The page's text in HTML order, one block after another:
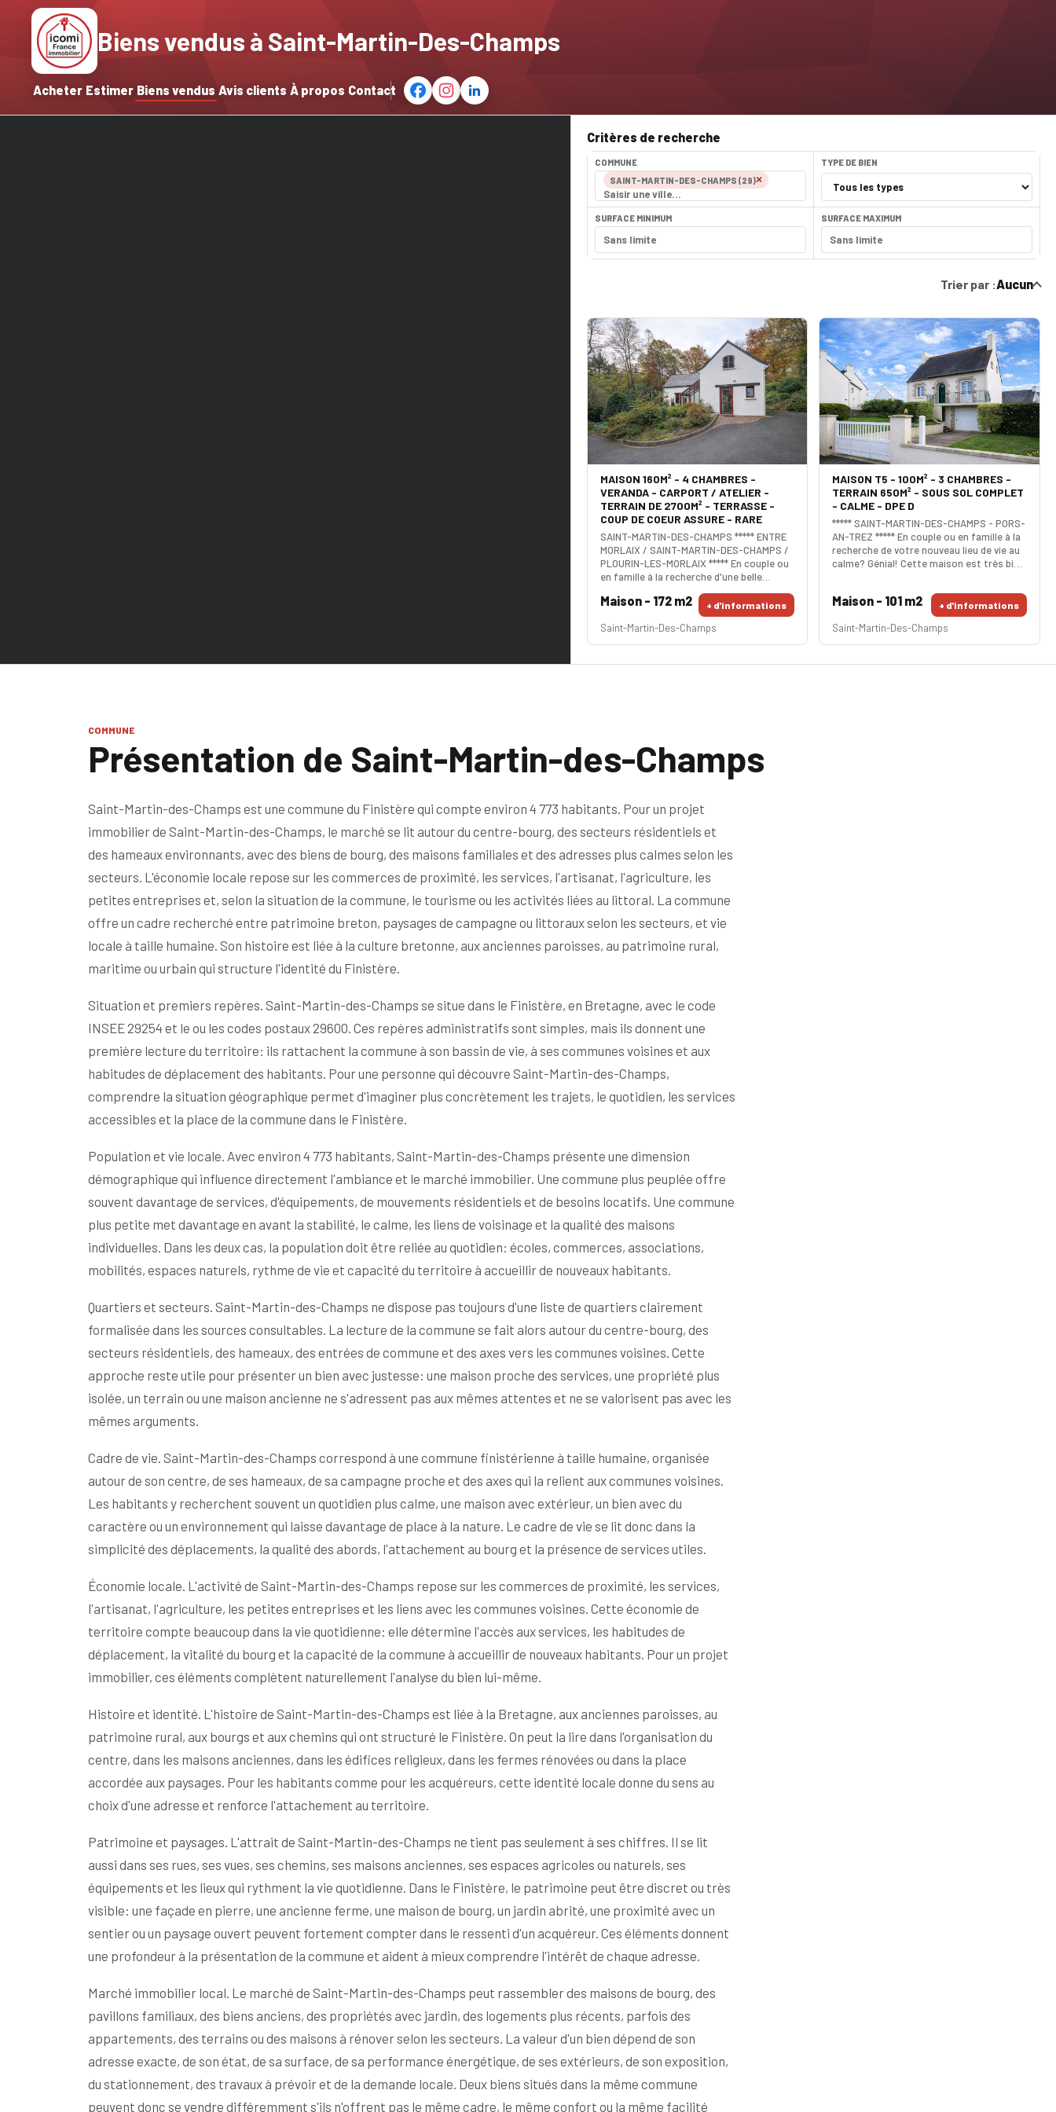
Acheter Estimer Biens vendus Avis clients À propos Contact
Biens vendus à Saint-Martin-Des-Champs
Critères de recherche
COMMUNE
SAINT-MARTIN-DES-CHAMPS (29)×
TYPE DE BIEN
SURFACE MINIMUM SURFACE MAXIMUM
Trier par :Aucun
MAISON 160M² - 4 CHAMBRES -
VERANDA - CARPORT / ATELIER -
TERRAIN DE 2700M² - TERRASSE -
COUP DE COEUR ASSURE - RARE
SAINT-MARTIN-DES-CHAMPS ***** ENTRE
MORLAIX / SAINT-MARTIN-DES-CHAMPS /
PLOURIN-LES-MORLAIX ***** En couple ou
en famille à la recherche d'une belle
propriété avec un grand jardin arboré à
proximité de toutes les commodités?
Génial ! Cette pépite dispose d'un espace
de vie comprenant un salon/séjour très
agréable avec une cheminée, une cuisine
Maison - 172 m2 + d'informations
Saint-Martin-Des-Champs
MAISON T5 - 100M² - 3 CHAMBRES -
TERRAIN 650M² - SOUS SOL COMPLET
- CALME - DPE D
***** SAINT-MARTIN-DES-CHAMPS - PORS-
AN-TREZ ***** En couple ou en famille à la
recherche de votre nouveau lieu de vie au
calme? Génial! Cette maison est très bien
écoles, administrations, transports) à
proximité immédiate. Au 1er niveau,
l'espace de vie se compose d'une cuisine
aménagée avec un coin-repas et d'un
beau salon-séjour avec cheminée. Une
Maison - 101 m2 + d'informations
Saint-Martin-Des-Champs
COMMUNE
Présentation de Saint-Martin-des-Champs
Saint-Martin-des-Champs est une commune du Finistère qui compte environ 4 773 habitants. Pour un projet
immobilier de Saint-Martin-des-Champs, le marché se lit autour du centre-bourg, des secteurs résidentiels et
des hameaux environnants, avec des biens de bourg, des maisons familiales et des adresses plus calmes selon les
secteurs. L'économie locale repose sur les commerces de proximité, les services, l'artisanat, l'agriculture, les
petites entreprises et, selon la situation de la commune, le tourisme ou les activités liées au littoral. La commune
offre un cadre recherché entre patrimoine breton, paysages de campagne ou littoraux selon les secteurs, et vie
locale à taille humaine. Son histoire est liée à la culture bretonne, aux anciennes paroisses, au patrimoine rural,
maritime ou urbain qui structure l'identité du Finistère.
Situation et premiers repères. Saint-Martin-des-Champs se situe dans le Finistère, en Bretagne, avec le code
INSEE 29254 et le ou les codes postaux 29600. Ces repères administratifs sont simples, mais ils donnent une
première lecture du territoire: ils rattachent la commune à son bassin de vie, à ses communes voisines et aux
habitudes de déplacement des habitants. Pour une personne qui découvre Saint-Martin-des-Champs,
comprendre la situation géographique permet d'imaginer plus concrètement les trajets, le quotidien, les services
accessibles et la place de la commune dans le Finistère.
Population et vie locale. Avec environ 4 773 habitants, Saint-Martin-des-Champs présente une dimension
démographique qui influence directement l'ambiance et le marché immobilier. Une commune plus peuplée offre
souvent davantage de services, d'équipements, de mouvements résidentiels et de besoins locatifs. Une commune
plus petite met davantage en avant la stabilité, le calme, les liens de voisinage et la qualité des maisons
individuelles. Dans les deux cas, la population doit être reliée au quotidien: écoles, commerces, associations,
mobilités, espaces naturels, rythme de vie et capacité du territoire à accueillir de nouveaux habitants.
Quartiers et secteurs. Saint-Martin-des-Champs ne dispose pas toujours d'une liste de quartiers clairement
formalisée dans les sources consultables. La lecture de la commune se fait alors autour du centre-bourg, des
secteurs résidentiels, des hameaux, des entrées de commune et des axes vers les communes voisines. Cette
approche reste utile pour présenter un bien avec justesse: une maison proche des services, une propriété plus
isolée, un terrain ou une maison ancienne ne s'adressent pas aux mêmes attentes et ne se valorisent pas avec les
mêmes arguments.
Cadre de vie. Saint-Martin-des-Champs correspond à une commune finistérienne à taille humaine, organisée
autour de son centre, de ses hameaux, de sa campagne proche et des axes qui la relient aux communes voisines.
Les habitants y recherchent souvent un quotidien plus calme, une maison avec extérieur, un bien avec du
caractère ou un environnement qui laisse davantage de place à la nature. Le cadre de vie se lit donc dans la
simplicité des déplacements, la qualité des abords, l'attachement au bourg et la présence de services utiles.
Économie locale. L'activité de Saint-Martin-des-Champs repose sur les commerces de proximité, les services,
l'artisanat, l'agriculture, les petites entreprises et les liens avec les communes voisines. Cette économie de
territoire compte beaucoup dans la vie quotidienne: elle détermine l'accès aux services, les habitudes de
déplacement, la vitalité du bourg et la capacité de la commune à accueillir de nouveaux habitants. Pour un projet
immobilier, ces éléments complètent naturellement l'analyse du bien lui-même.
Histoire et identité. L'histoire de Saint-Martin-des-Champs est liée à la Bretagne, aux anciennes paroisses, au
patrimoine rural, aux bourgs et aux chemins qui ont structuré le Finistère. On peut la lire dans l'organisation du
centre, dans les maisons anciennes, dans les édifices religieux, dans les fermes rénovées ou dans la place
accordée aux paysages. Pour les habitants comme pour les acquéreurs, cette identité locale donne du sens au
choix d'une adresse et renforce l'attachement au territoire.
Patrimoine et paysages. L'attrait de Saint-Martin-des-Champs ne tient pas seulement à ses chiffres. Il se lit
aussi dans ses rues, ses vues, ses chemins, ses maisons anciennes, ses espaces agricoles ou naturels, ses
équipements et les lieux qui rythment la vie quotidienne. Dans le Finistère, le patrimoine peut être discret ou très
visible: une façade en pierre, une ancienne ferme, une maison de bourg, un jardin abrité, une proximité avec un
sentier ou un paysage ouvert peuvent fortement compter dans le ressenti d'un acquéreur. Ces éléments donnent
une profondeur à la présentation de la commune et aident à mieux comprendre l'intérêt de chaque adresse.
Marché immobilier local. Le marché de Saint-Martin-des-Champs peut rassembler des maisons de bourg, des
pavillons familiaux, des biens anciens, des propriétés avec jardin, des logements plus récents, parfois des
appartements, des terrains ou des maisons à rénover selon les secteurs. La valeur d'un bien dépend de son
adresse exacte, de son état, de sa surface, de sa performance énergétique, de ses extérieurs, de son exposition,
du stationnement, des travaux à prévoir et de la demande locale. Deux biens situés dans la même commune
peuvent donc se vendre différemment s'ils n'offrent pas le même cadre, le même confort ou la même facilité